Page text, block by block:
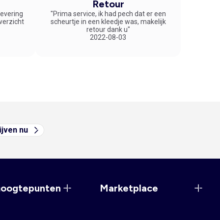
Retour
"Prima service, ik had pech dat er een
scheurtje in een kleedje was, makelijk
retour dank u"
2022-08-03
nu
Marketplace